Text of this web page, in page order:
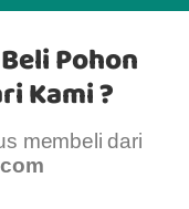
Pohon
Kami ?
membeli dari